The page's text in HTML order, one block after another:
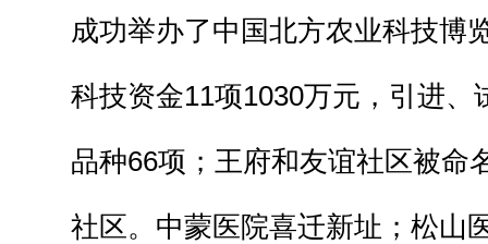
成功举办了中国北方农业科技博
科技资金11项1030万元，引进、
品种66项；王府和友谊社区被命
社区。中蒙医院喜迁新址；松山